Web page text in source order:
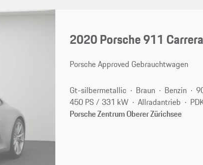
2020 Porsche 911
Porsche Approved Gebrauchtwagen
Gt-silbermetallic Braun Benzin
450 PS / 331 kW
Allradantrieb
Porsche Zentrum Oberer Zürichsee